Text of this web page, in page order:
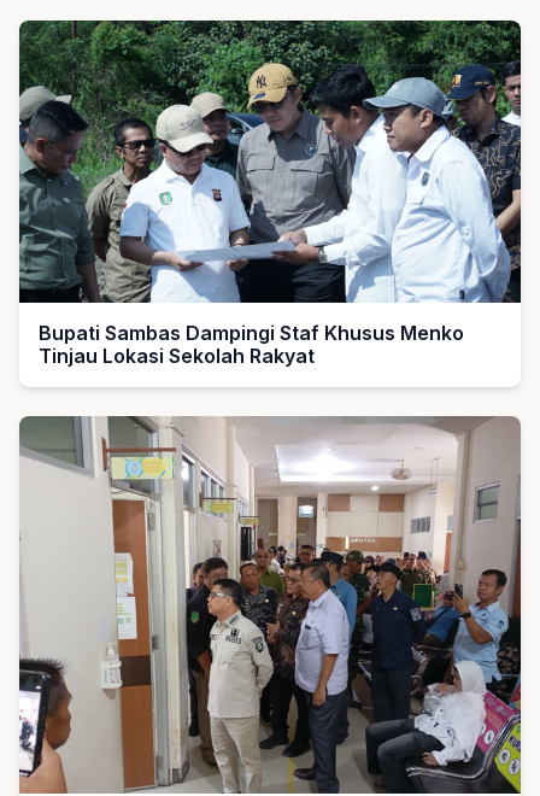
Bupati Sambas Dampingi Staf Khusus Menko
Tinjau Lokasi Sekolah Rakyat